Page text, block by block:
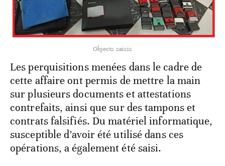
Objects saisis
Les perquisitions menées dans le cadre de
cette affaire ont permis de mettre la main
sur plusieurs documents et attestations
contrefaits, ainsi que sur des tampons et
contrats falsifiés. Du matériel informatique,
susceptible d’avoir été utilisé dans ces
opérations, a également été saisi.